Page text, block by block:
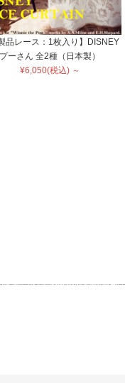
製品レース：1枚入り】DISNEY
プーさん 全2種（日本製）
¥6,050(税込) ～